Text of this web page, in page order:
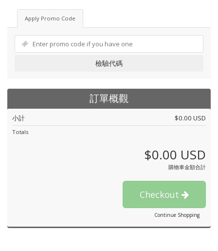
Apply Promo Code
檢驗代碼
訂單概觀
小計 $0.00 USD
Totals
$0.00 USD
購物車金額合計
Checkout
Continue Shopping